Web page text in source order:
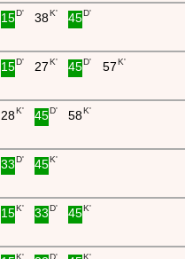
15D' 38K' 45D'
15D' 27 K' 45D' 57K'
28K' 45D' 58K'
33D' 45K'
15K' 33 D' 45K'
K' D' K'